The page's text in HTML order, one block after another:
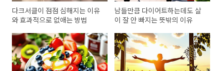
다크서클이 점점 심해지는 이유
와 효과적으로 없애는 방법
남들만큼 다이어트하는데도 살
이 잘 안 빠지는 뜻밖의 이유